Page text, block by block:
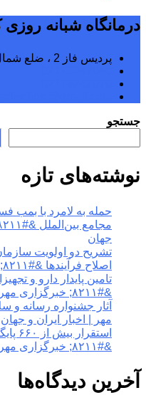
درمانگاه شبانه
پردیس فاز 2 ، ضلع شمال غربی میدان امام
جستجو
نوشته‌های تازه
حمله به لامرد با بمب
جهان
تشریح دو اولویت
اصلاح فرآیندها &#۸۲۱۱; خبرگزاری مهر | اخبار ایران و جهان
تامین پایدار دارو و
&#۸۲۱۱; خبرگزاری مهر | اخبار ایران و جهان
مهر | اخبار ایران و جهان
&#۸۲۱۱; خبرگزاری مهر | اخبار ایران و جهان
آخرین دیدگاه‌ها